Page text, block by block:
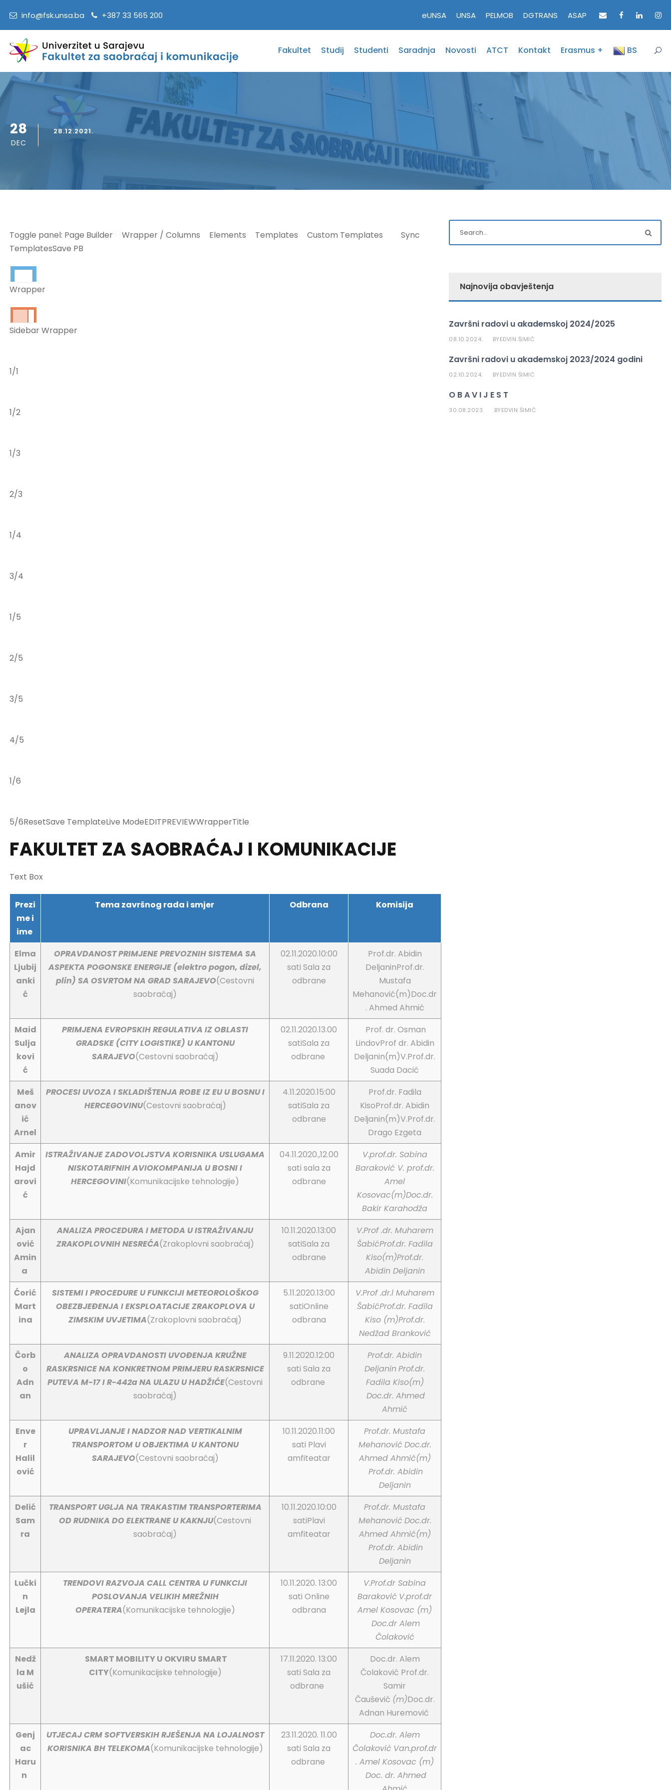
info@fsk.unsa.ba +387 33 565 200 eUNSA UNSA PELMOB DGTRANS ASAP
Fakultet Studij Studenti Saradnja Novosti ATCT Kontakt Erasmus + BS
28
DEC
28.12.2021.
Toggle panel: Page Builder Wrapper / Columns Elements Templates Custom Templates
Sync
TemplatesSave PB
Wrapper
Sidebar Wrapper
1/1
1/2
1/3
2/3
1/4
3/4
1/5
2/5
3/5
4/5
1/6
5/6ResetSave TemplateLive ModeEDITPREVIEWWrapperTitle
FAKULTET ZA SAOBRAĆAJ I KOMUNIKACIJE
Text Box
Prezi
me i
ime
Tema završnog rada i smjer Odbrana Komisija
Elma
Ljubij
anki
ć
OPRAVDANOST PRIMJENE PREVOZNIH SISTEMA SA
ASPEKTA POGONSKE ENERGIJE (elektro pogon, dizel,
plin) SA OSVRTOM NA GRAD SARAJEVO(Cestovni
saobraćaj)
02.11.2020.10:00
sati Sala za
odbrane
Prof.dr. Abidin
DeljaninProf.dr.
Mustafa
Mehanović(m)Doc.dr
. Ahmed Ahmić
Maid
Sulja
kovi
ć
PRIMJENA EVROPSKIH REGULATIVA IZ OBLASTI
GRADSKE (CITY LOGISTIKE) U KANTONU
SARAJEVO(Cestovni saobraćaj)
02.11.2020.13.00
satiSala za
odbrane
Prof. dr. Osman
LindovProf dr. Abidin
Deljanin(m)V.Prof.dr.
Suada Dacić
Meš
anov
ić
Arnel
PROCESI UVOZA I SKLADIŠTENJA ROBE IZ EU U BOSNU I
HERCEGOVINU(Cestovni saobraćaj)
4.11.2020.15:00
satiSala za
odbrane
Prof.dr. Fadila
KisoProf.dr. Abidin
Deljanin(m)V.Prof.dr.
Drago Ezgeta
Amir
Hajd
arovi
ć
ISTRAŽIVANJE ZADOVOLJSTVA KORISNIKA USLUGAMA
NISKOTARIFNIH AVIOKOMPANIJA U BOSNI I
HERCEGOVINI(Komunikacijske tehnologije)
04.11.2020.,12.00
sati sala za
odbrane
V.prof.dr. Sabina
Baraković V. prof.dr.
Amel
Kosovac(m)Doc.dr.
Bakir Karahodža
Ajan
ović
Amin
a
ANALIZA PROCEDURA I METODA U ISTRAŽIVANJU
ZRAKOPLOVNIH NESREĆA(Zrakoplovni saobraćaj)
10.11.2020.13:00
satiSala za
odbrane
V.Prof .dr. Muharem
ŠabićProf.dr. Fadila
Kiso(m)Prof.dr.
Abidin Deljanin
Ćorić
Mart
ina
SISTEMI I PROCEDURE U FUNKCIJI METEOROLOŠKOG
OBEZBJEĐENJA I EKSPLOATACIJE ZRAKOPLOVA U
ZIMSKIM UVJETIMA(Zrakoplovni saobraćaj)
5.11.2020.13:00
satiOnline
odbrana
V.Prof .dr.l Muharem
ŠabićProf.dr. Fadila
Kiso (m)Prof.dr.
Nedžad Branković
Čorb
o
Adn
an
ANALIZA OPRAVDANOSTI UVOĐENJA KRUŽNE
RASKRSNICE NA KONKRETNOM PRIMJERU RASKRSNICE
PUTEVA M-17 I R-442a NA ULAZU U HADŽIĆE(Cestovni
saobraćaj)
9.11.2020.12:00
sati Sala za
odbrane
Prof.dr. Abidin
Deljanin Prof.dr.
Fadila Kiso(m)
Doc.dr. Ahmed
Ahmić
Enve
r
Halil
ović
UPRAVLJANJE I NADZOR NAD VERTIKALNIM
TRANSPORTOM U OBJEKTIMA U KANTONU
SARAJEVO(Cestovni saobraćaj)
10.11.2020.11:00
sati Plavi
amfiteatar
Prof.dr. Mustafa
Mehanović Doc.dr.
Ahmed Ahmić(m)
Prof.dr. Abidin
Deljanin
Delić
Sam
ra
TRANSPORT UGLJA NA TRAKASTIM TRANSPORTERIMA
OD RUDNIKA DO ELEKTRANE U KAKNJU(Cestovni
saobraćaj)
10.11.2020.10:00
satiPlavi
amfiteatar
Prof.dr. Mustafa
Mehanović Doc.dr.
Ahmed Ahmić(m)
Prof.dr. Abidin
Deljanin
Lučki
n
Lejla
TRENDOVI RAZVOJA CALL CENTRA U FUNKCIJI
POSLOVANJA VELIKIH MREŽNIH
OPERATERA(Komunikacijske tehnologije)
10.11.2020. 13:00
sati Online
odbrana
V.Prof.dr Sabina
Baraković V.prof.dr
Amel Kosovac (m)
Doc.dr Alem
Čolaković
Nedž
la M
ušić
SMART MOBILITY U OKVIRU SMART
CITY(Komunikacijske tehnologije)
17.11.2020. 13:00
sati Sala za
odbrane
Doc.dr. Alem
Čolaković Prof.dr.
Samir
Čaušević (m)Doc.dr.
Adnan Huremović
Genj
ac
Haru
n
UTJECAJ CRM SOFTVERSKIH RJEŠENJA NA LOJALNOST
KORISNIKA BH TELEKOMA(Komunikacijske tehnologije)
23.11.2020. 11.00
sati Sala za
odbrane
Doc.dr. Alem
Čolaković Van.prof.dr
. Amel Kosovac (m)
Doc. dr. Ahmed
Najnovija obavještenja
Završni radovi u akademskoj 2024/2025
08.10.2024. BYEDVIN ŠIMIĆ
Završni radovi u akademskoj 2023/2024 godini
02.10.2024. BYEDVIN ŠIMIĆ
O B A V I J E S T
30.08.2023. BYEDVIN ŠIMIĆ